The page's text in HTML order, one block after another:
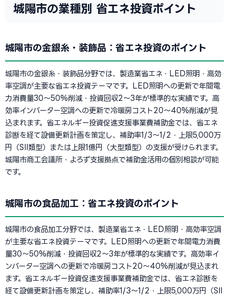
城陽市の業種別 省エネ投資ポイント
城陽市の金銀糸・装飾品：省エネ投資のポイント
城陽市の金銀糸・装飾品分野では、製造業省エネ・LED照明・高効
率空調が主要な省エネ投資テーマです。LED照明への更新で年間電
力消費量30〜50%削減・投資回収2〜3年が標準的な実績です。高
効率インバーター空調への更新で冷暖房コスト20〜40%削減が見
込まれます。省エネルギー投資促進支援事業費補助金では、省エネ
診断を経て設備更新計画を策定し、補助率1/3〜1/2・上限5,000万
円（SII類型）または上限1億円（大型類型）の支援が受けられます。
城陽市商工会議所・よろず支援拠点で補助金活用の個別相談が可能
です。
城陽市の食品加工：省エネ投資のポイント
城陽市の食品加工分野では、製造業省エネ・LED照明・高効率空調
が主要な省エネ投資テーマです。LED照明への更新で年間電力消費
量30〜50%削減・投資回収2〜3年が標準的な実績です。高効率イ
ンバーター空調への更新で冷暖房コスト20〜40%削減が見込まれ
ます。省エネルギー投資促進支援事業費補助金では、省エネ診断を
経て設備更新計画を策定し、補助率1/3〜1/2・上限5,000万円（SII